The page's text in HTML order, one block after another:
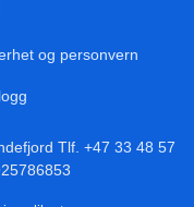
og personvern
Tlf. +47 33 48 57